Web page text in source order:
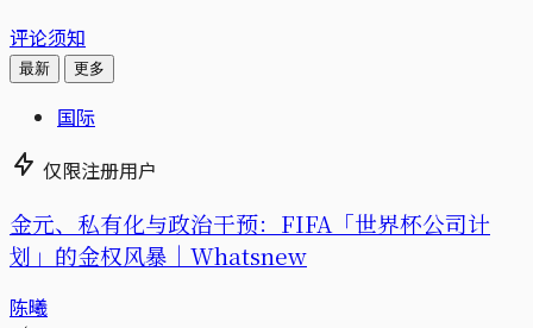
评论须知
最新 更多
国际
仅限注册用户
金元、私有化与政治干预：FIFA「世界杯公司计
划」的金权风暴｜Whatsnew
陈曦